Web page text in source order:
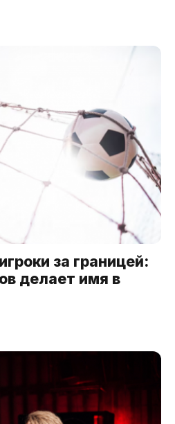
за границей:
делает имя в